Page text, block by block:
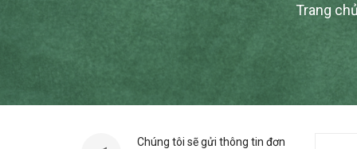
Trang
Chúng tôi sẽ gửi thông tin đơn